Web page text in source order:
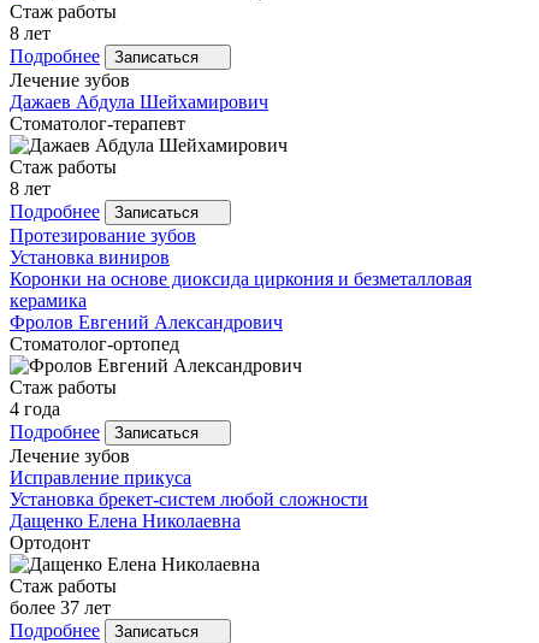
Стаж работы
8 лет
Подробнее
Записаться
Лечение зубов
Дажаев Абдула Шейхамирович
Стоматолог-терапевт
Стаж работы
8 лет
Подробнее
Записаться
Протезирование зубов
Установка виниров
Коронки на основе диоксида циркония и безметалловая
керамика
Фролов Евгений Александрович
Стоматолог-ортопед
Стаж работы
4 года
Подробнее
Записаться
Лечение зубов
Исправление прикуса
Установка брекет-систем любой сложности
Дащенко Елена Николаевна
Ортодонт
Стаж работы
более 37 лет
Подробнее
Записаться